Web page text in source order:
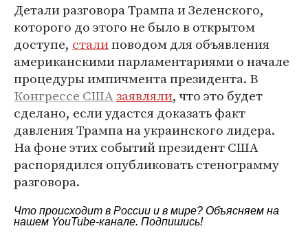
Детали разговора Трампа и Зеленского,
которого до этого не было в открытом
доступе, сталиповодом для объявления
американскими парламентариями о начале
процедуры импичмента президента. В
Конгрессе СШАзаявляли, что это будет
сделано, если удастся доказать факт
давления Трампа на украинского лидера.
На фоне этих событий президент США
распорядился опубликовать стенограмму
разговора.
Что происходит в России и в мире? Объясняем на
нашем YouTube-канале. Подпишись!